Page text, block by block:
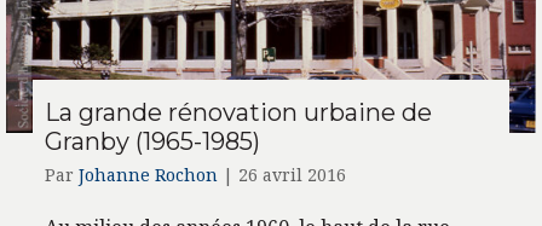
La grande rénovation urbaine de
Granby (1965-1985)
Par Johanne Rochon | 26 avril 2016